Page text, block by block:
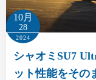
10月
28
2024
シャオミSU7
ット性能をその